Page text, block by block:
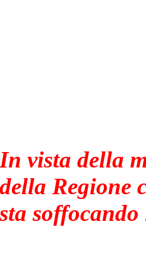
In vista della
della Regione
sta